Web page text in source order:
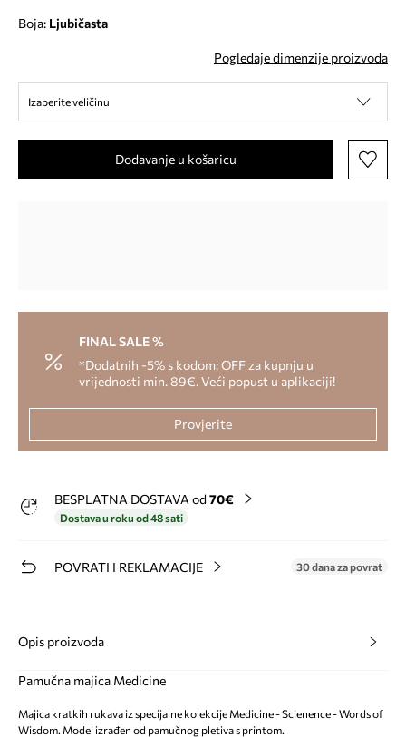
Boja: ljubičasta
Pogledaje dimenzije proizvoda
Izaberite veličinu
Dodavanje u košaricu
FINAL SALE %
*Dodatnih -5% s kodom: OFF za kupnju u
vrijednosti min. 89€. Veći popust u aplikaciji!
Provjerite
BESPLATNA DOSTAVA od 70€
Dostava u roku od 48 sati
POVRATI I REKLAMACIJE 30 dana za povrat
Opis proizvoda
Pamučna majica Medicine
Majica kratkih rukava iz specijalne kolekcije Medicine - Scienence - Words of
Wisdom. Model izrađen od pamučnog pletiva s printom.